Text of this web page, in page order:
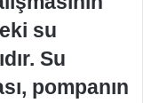
su
Su
pompanın